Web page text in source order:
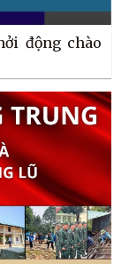
động chào